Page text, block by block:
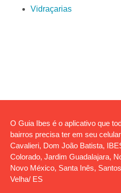
Vidraçarias
O Guia Ibes é o aplicativo que
bairros precisa ter em seu
Cavalieri, Dom João Batista,
Colorado, Jardim Guadalajara,
Novo México, Santa Inês,
Velha/ ES